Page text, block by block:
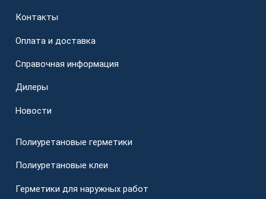
Контакты
Оплата и доставка
Справочная информация
Дилеры
Новости
Полиуретановые герметики
Полиуретановые клеи
Герметики для наружных работ